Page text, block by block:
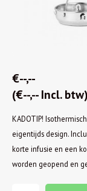
€--,--
(€--,-- Incl. btw)
KADOTIP!
eigentijds design.
korte infusie en een
worden geopend en